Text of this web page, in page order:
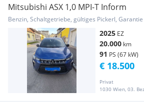
Mitsubishi ASX 1,0 MPI-T Inform
Benzin, Schaltgetriebe, gültiges Pickerl, Garantie
2025 EZ
20.000 km
91 PS (67 kW)
Privat
1030 Wien, 03.
€ 18.500